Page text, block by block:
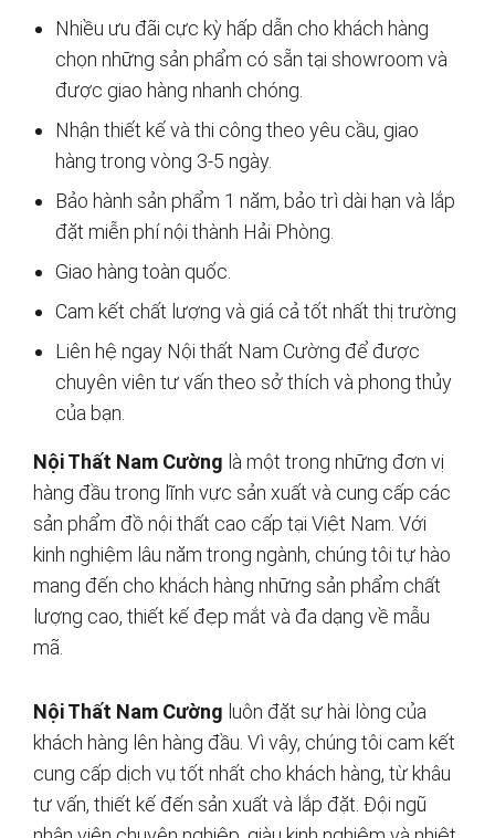
Nhiều ưu đãi cực kỳ hấp dẫn cho khách hàng
chọn những sản phẩm có sẵn tại showroom và
được giao hàng nhanh chóng.
Nhận thiết kế và thi công theo yêu cầu, giao
hàng trong vòng 3-5 ngày.
Bảo hành sản phẩm 1 năm, bảo trì dài hạn và lắp
đặt miễn phí nội thành Hải Phòng.
Giao hàng toàn quốc.
Cam kết chất lượng và giá cả tốt nhất thị trường
Liên hệ ngay Nội thất Nam Cường để được
chuyên viên tư vấn theo sở thích và phong thủy
của bạn.
Nội Thất Nam Cường là một trong những đơn vị
hàng đầu trong lĩnh vực sản xuất và cung cấp các
sản phẩm đồ nội thất cao cấp tại Việt Nam. Với
kinh nghiệm lâu năm trong ngành, chúng tôi tự hào
mang đến cho khách hàng những sản phẩm chất
lượng cao, thiết kế đẹp mắt và đa dạng về mẫu
mã.
Nội Thất Nam Cường luôn đặt sự hài lòng của
khách hàng lên hàng đầu. Vì vậy, chúng tôi cam kết
cung cấp dịch vụ tốt nhất cho khách hàng, từ khâu
tư vấn, thiết kế đến sản xuất và lắp đặt. Đội ngũ